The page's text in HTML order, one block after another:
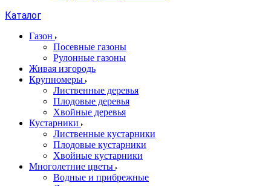
Каталог
Газон
Посевные газоны
Рулонные газоны
Живая изгородь
Крупномеры
Лиственные деревья
Плодовые деревья
Хвойные деревья
Кустарники
Лиственные кустарники
Плодовые кустарники
Хвойные кустарники
Многолетние цветы
Водные и прибрежные